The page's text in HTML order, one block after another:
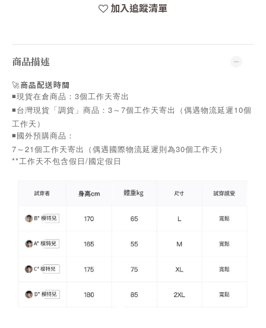
加入追蹤清單
商品描述
🚀商品配送時間
◾️現貨在倉商品：3個工作天寄出
◾️台灣現貨「調貨」商品：3～7個工作天寄出（偶遇物流延遲10個
工作天）
◾️國外預購商品：
7～21個工作天寄出（偶遇國際物流延遲則為30個工作天）
**工作天不包含假日/國定假日